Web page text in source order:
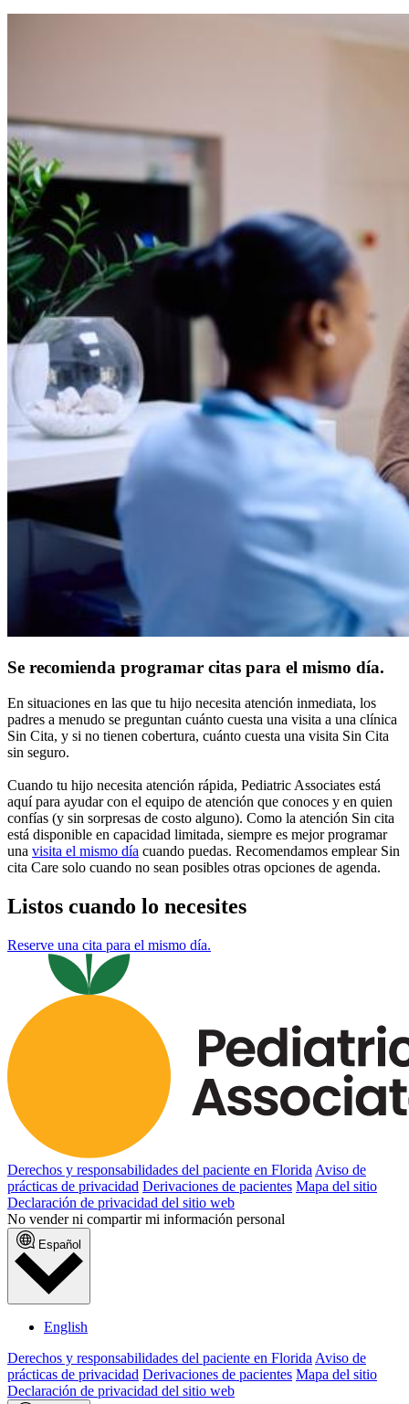
Se recomienda programar citas para el mismo día.
En situaciones en las que tu hijo necesita atención inmediata, los
padres a menudo se preguntan cuánto cuesta una visita a una clínica
Sin Cita, y si no tienen cobertura, cuánto cuesta una visita Sin Cita
sin seguro.
Cuando tu hijo necesita atención rápida, Pediatric Associates está
aquí para ayudar con el equipo de atención que conoces y en quien
confías (y sin sorpresas de costo alguno). Como la atención Sin cita
está disponible en capacidad limitada, siempre es mejor programar
una visita el mismo día cuando puedas. Recomendamos emplear Sin
cita Care solo cuando no sean posibles otras opciones de agenda.
Listos cuando lo necesites
Reserve una cita para el mismo día.
Derechos y responsabilidades del paciente en Florida Aviso de
prácticas de privacidad Derivaciones de pacientes Mapa del sitio
Declaración de privacidad del sitio web
No vender ni compartir mi información personal
Español
English
Derechos y responsabilidades del paciente en Florida Aviso de
prácticas de privacidad Derivaciones de pacientes Mapa del sitio
Declaración de privacidad del sitio web